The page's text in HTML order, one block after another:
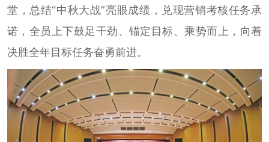
堂，总结“中秋大战”亮眼成绩，兑现营销考核任务承
诺，全员上下鼓足干劲、锚定目标、乘势而上，向着
决胜全年目标任务奋勇前进。